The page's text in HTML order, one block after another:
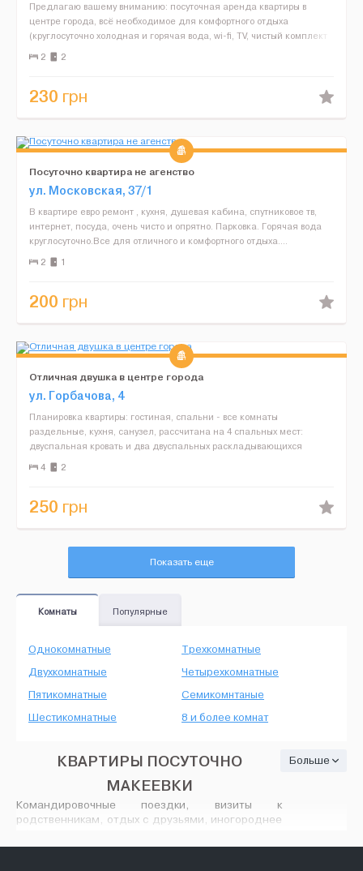
Предлагаю вашему вниманию: посуточная аренда квартиры в
центре города, всё необходимое для комфортного отдыха
(круглосуточно холодная и горячая вода, wi-fi, TV, чистый комплект
постельного белья и полотенец). Заселение и выселение...
2 2
230 грн
Посуточно квартира не агенство
ул. Московская, 37/1
В квартире евро ремонт , кухня, душевая кабина, спутниковое тв,
интернет, посуда, очень чисто и опрятно. Парковка. Горячая вода
круглосуточно.Все для отличного и комфортного отдыха....
2
1
200 грн
Отличная двушка в центре города
ул. Горбачова, 4
Планировка квартиры: гостиная, спальни - все комнаты
раздельные, кухня, санузел, рассчитана на 4 спальных мест:
двуспальная кровать и два двуспальных раскладывающихся
дивана....
4 2
250 грн
Показать еще
Комнаты Популярные
Однокомнатные
Двухкомнатные
Трехкомнатные
Четырехкомнатные
Пятикомнатные
Шестикомнатные
Семикомнтаные
8 и более комнат
КВАРТИРЫ ПОСУТОЧНО
МАКЕЕВКИ
Командировочные поездки, визиты к
родственникам, отдых с друзьями, иногороднее
чужого города сопровождается поиском
Больше